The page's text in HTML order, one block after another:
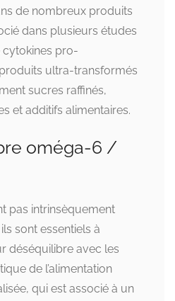
de nombreux produits
dans plusieurs études
cytokines pro-
ultra-transformés
sucres raffinés,
et additifs alimentaires.
oméga-6 /
pas intrinsèquement
sont essentiels à
déséquilibre avec les
de l’alimentation
qui est associé à un